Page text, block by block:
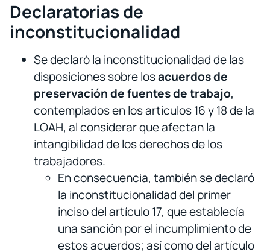
Declaratorias de
inconstitucionalidad
Se declaró la inconstitucionalidad de las
disposiciones sobre losacuerdos de
preservación de fuentes de trabajo,
contemplados en los artículos 16 y 18 de la
LOAH, al considerar que afectan la
intangibilidad de los derechos de los
trabajadores.
En consecuencia, también se declaró
la inconstitucionalidad del primer
inciso del artículo 17, que establecía
una sanción por el incumplimiento de
estos acuerdos; así como del artículo